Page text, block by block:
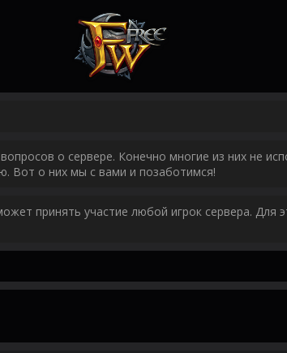
о сервере. Конечно многие из них не
Вот о них мы с вами и позаботимся!
принять участие любой игрок сервера.